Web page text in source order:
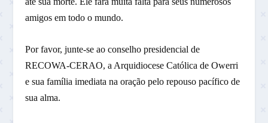
amigos em todo o mundo.
Por favor, junte-se ao conselho presidencial de
RECOWA-CERAO, a Arquidiocese Católica de Owerri
e sua família imediata na oração pelo repouso pacífico de
sua alma.